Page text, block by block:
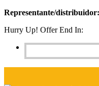
Representante/distribuidor:
Hurry Up! Offer End In: